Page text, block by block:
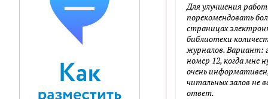
Для улучшения
порекомендовать
страницах
библиотеки
журналов. Вариант:
номер 12, когда мне
очень
читальных залов не
ответ.